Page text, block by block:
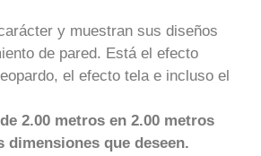
y muestran sus diseños
de pared. Está el efecto
el efecto tela e incluso el
2.00 metros en 2.00 metros
dimensiones que deseen.